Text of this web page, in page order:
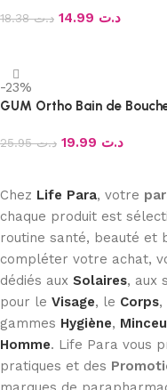
د.ت18.38 د.ت
-23%
GUM Ortho Bain de
د.ت25.95 د.ت
Chez Life Para, votre
chaque produit est
routine santé, beauté et
compléter votre achat,
dédiés aux Solaires, aux
pour le Visage, le Corps,
gammes Hygiène,
Homme. Life Para vous
pratiques et des